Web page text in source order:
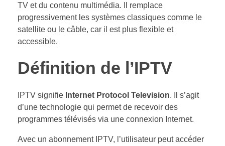
TV et du contenu multimédia. Il remplace
progressivement les systèmes classiques comme le
satellite ou le câble, car il est plus flexible et
accessible.
Définition de l’IPTV
IPTV signifie Internet Protocol Television. Il s’agit
d’une technologie qui permet de recevoir des
programmes télévisés via une connexion Internet.
Avec un abonnement IPTV, l’utilisateur peut accéder